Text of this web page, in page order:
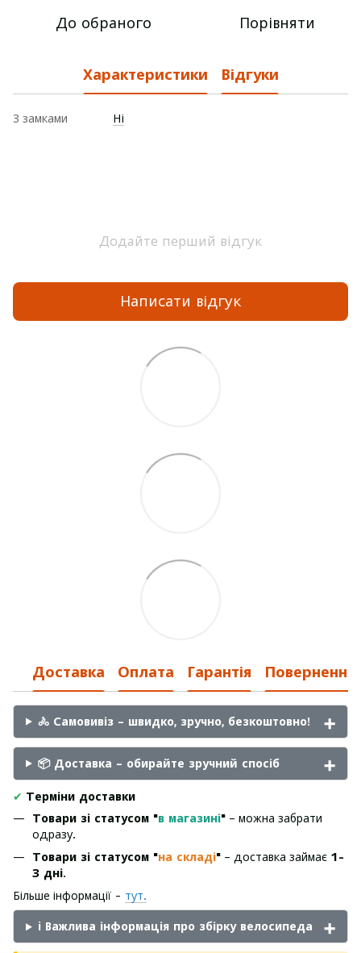
До обраного Порівняти
Характеристики Відгуки
З замками Ні
Додайте перший відгук
Написати відгук
Доставка Оплата Гарантія Повернення
🚴 Самовивіз – швидко, зручно, безкоштовно!
📦 Доставка – обирайте зручний спосіб
✔ Терміни доставки
Товари зі статусом "в магазині" – можна забрати
одразу.
Товари зі статусом "на складі" – доставка займає 1-
3 дні.
Більше інформації - тут.
ℹ️ Важлива інформація про збірку велосипеда